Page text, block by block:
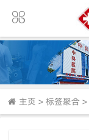
主页 > 标签聚合 >